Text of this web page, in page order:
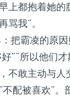
上都抱着她的
骂我”。
把霸凌的原
”“所以他们
不敢主动与人
配被喜欢”。